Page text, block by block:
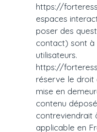
https://
espaces
poser des
contact) sont à
utilisateurs.
https://
réserve le droit
mise en
contenu
contreviendrait
applicable en